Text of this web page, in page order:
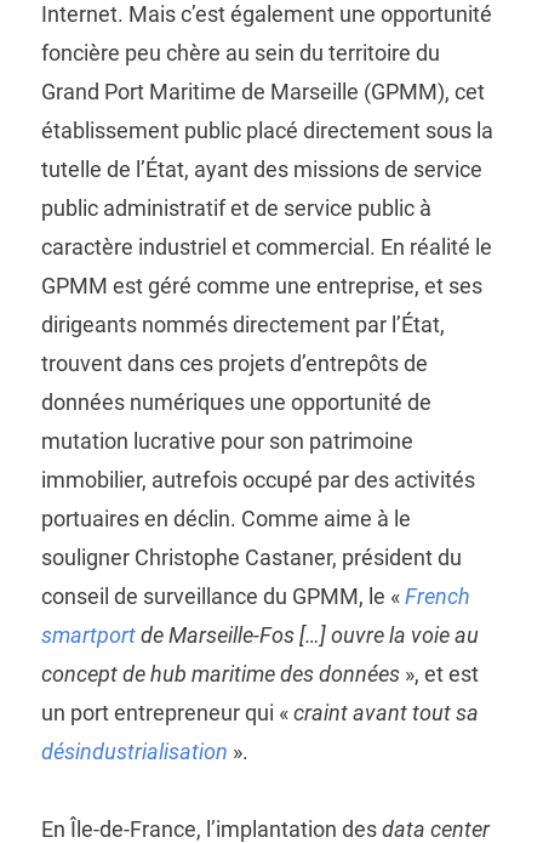
Internet. Mais c’est également une opportunité
foncière peu chère au sein du territoire du
Grand Port Maritime de Marseille (GPMM), cet
établissement public placé directement sous la
tutelle de l’État, ayant des missions de service
public administratif et de service public à
caractère industriel et commercial. En réalité le
GPMM est géré comme une entreprise, et ses
dirigeants nommés directement par l’État,
trouvent dans ces projets d’entrepôts de
données numériques une opportunité de
mutation lucrative pour son patrimoine
immobilier, autrefois occupé par des activités
portuaires en déclin. Comme aime à le
souligner Christophe Castaner, président du
conseil de surveillance du GPMM, le « French
smartportde Marseille-Fos […] ouvre la voie au
concept de hub maritime des données », et est
un port entrepreneur qui «craint avant tout sa
désindustrialisation ».
En Île-de-France, l’implantation desdata center